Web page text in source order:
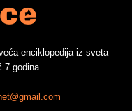
enciklopedija iz sveta
7 godina